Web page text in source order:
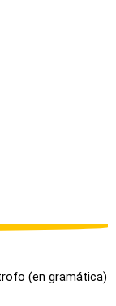
(en gramática)